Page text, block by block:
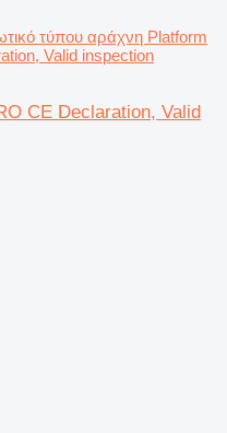
τύπου αράχνη Platform
Valid inspection
CE Declaration, Valid